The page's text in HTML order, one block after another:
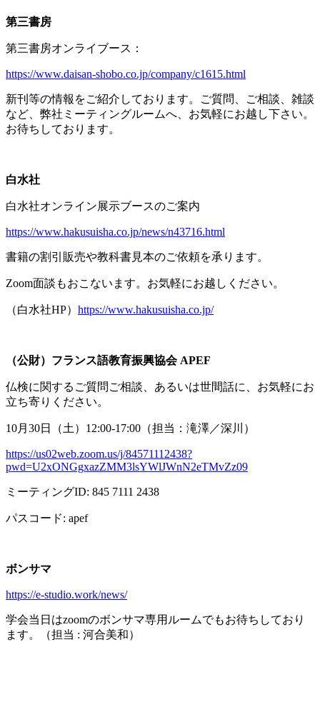
第三書房
第三書房オンライブース：
https://www.daisan-shobo.co.jp/company/c1615.html
新刊等の情報をご紹介しております。ご質問、ご相談、雑談
など、弊社ミーティングルームへ、お気軽にお越し下さい。
お待ちしております。
白水社
白水社オンライン展示ブースのご案内
https://www.hakusuisha.co.jp/news/n43716.html
書籍の割引販売や教科書見本のご依頼を承ります。
Zoom面談もおこないます。お気軽にお越しください。
（白水社HP） https://www.hakusuisha.co.jp/
（公財）フランス語教育振興協会APEF
仏検に関するご質問ご相談、あるいは世間話に、お気軽にお
立ち寄りください。
10月 30日（土） 12:00-17:00 （担当：滝澤／深川）
https://us02web.zoom.us/j/84571112438?
pwd=U2xONGgxazZMM3lsYWlJWnN2eTMvZz09
ミーティングID: 845 7111 2438
パスコード: apef
ボンサマ
https://e-studio.work/news/
学会当日はzoomのボンサマ専用ルームでもお待ちしており
ます。（担当 : 河合美和）